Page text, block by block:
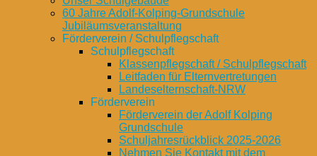
60 Jahre Adolf-Kolping-Grundschule
Jubiläumsveranstaltung
Förderverein / Schulpflegschaft
Schulpflegschaft
Klassenpflegschaft / Schulpflegschaft
Leitfaden für Elternvertretungen
Landeselternschaft-NRW
Förderverein
Förderverein der Adolf Kolping
Grundschule
Schuljahresrückblick 2025-2026
Nehmen Sie Kontakt mit dem